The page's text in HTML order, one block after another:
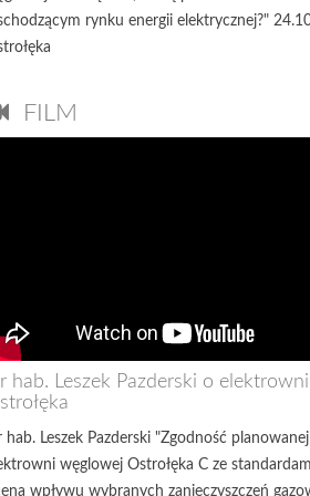
rynku energii elektrycznej?"
FILM
hab. Leszek Pazderski o elektrowni
hab. Leszek Pazderski "Zgodność planowanej
węglowej Ostrołęka C ze
wpływu wybranych zanieczyszczeń